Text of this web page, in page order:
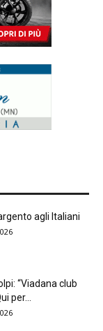
agli Italiani
“Viadana club
per...